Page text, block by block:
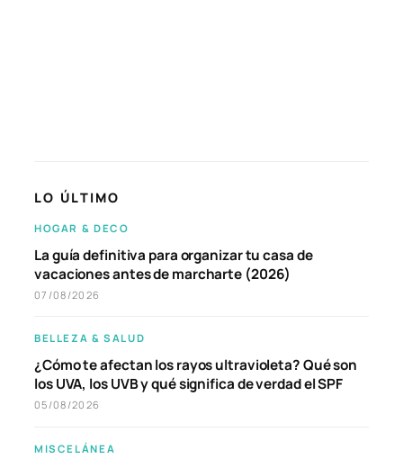
LO ÚLTIMO
HOGAR & DECO
La guía definitiva para organizar tu casa de
vacaciones antes de marcharte (2026)
07/08/2026
BELLEZA & SALUD
¿Cómo te afectan los rayos ultravioleta? Qué son
los UVA, los UVB y qué significa de verdad el SPF
05/08/2026
MISCELÁNEA